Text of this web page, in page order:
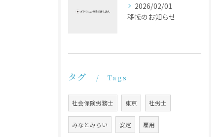
2026/02/01
移転のお知らせ
タグ Tags
社会保険労務士 東京 社労士
みなとみらい 安定 雇用